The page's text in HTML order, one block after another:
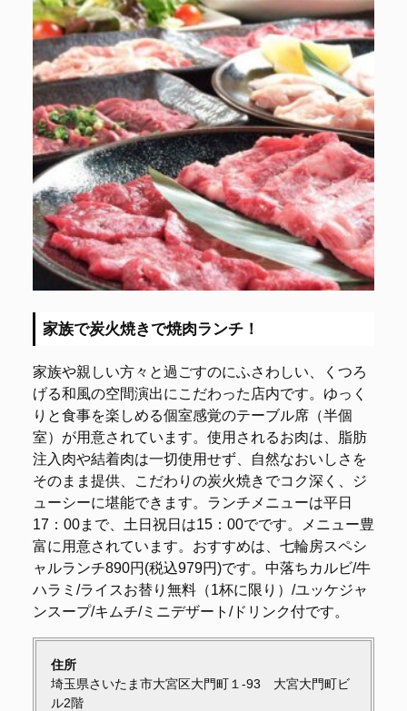
家族で炭火焼きで焼肉ランチ！
家族や親しい方々と過ごすのにふさわしい、くつろ
げる和風の空間演出にこだわった店内です。ゆっく
りと食事を楽しめる個室感覚のテーブル席（半個
室）が用意されています。使用されるお肉は、脂肪
注入肉や結着肉は一切使用せず、自然なおいしさを
そのまま提供、こだわりの炭火焼きでコク深く、ジ
ューシーに堪能できます。ランチメニューは平日
17：00まで、土日祝日は15：00でです。メニュー豊
富に用意されています。おすすめは、七輪房スペシ
ャルランチ890円(税込979円)です。中落ちカルビ/牛
ハラミ/ライスお替り無料（1杯に限り）/ユッケジャ
ンスープ/キムチ/ミニデザート/ドリンク付です。
住所
埼玉県さいたま市大宮区大門町１-93 大宮大門町ビ
ル2階